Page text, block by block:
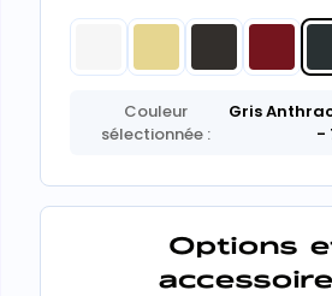
Couleur
sélectionnée :
Gris
-
Options